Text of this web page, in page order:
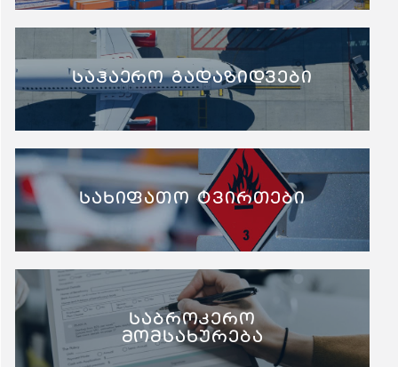
საჰაერო გადაზიდვები
სახიფათო ტვირთები
საბროკერო
მომსახურება